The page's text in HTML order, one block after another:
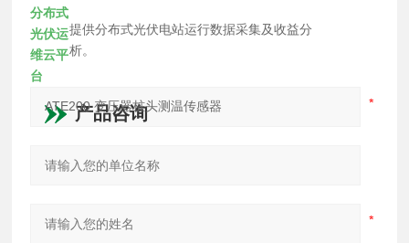
分布式
光伏运
维云平
台
提供分布式光伏电站运行数据采集及收益分
析。
产品咨询